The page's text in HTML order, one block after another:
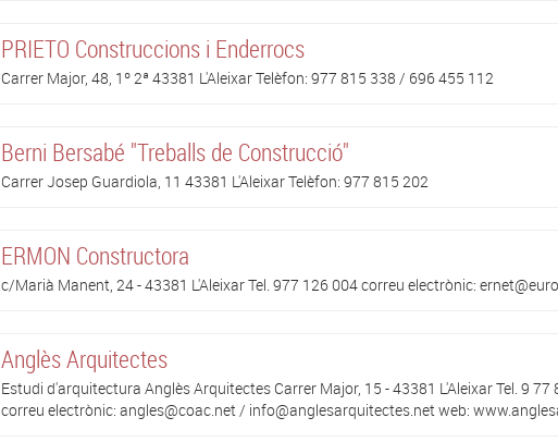
PRIETO Construccions i Enderrocs
Carrer Major, 48, 1º 2ª 43381 L'Aleixar Telèfon: 977 815 338 / 696 455 112
Berni Bersabé "Treballs de Construcció"
Carrer Josep Guardiola, 11 43381 L'Aleixar Telèfon: 977 815 202
ERMON Constructora
c/Marià Manent, 24 - 43381 L'Aleixar Tel. 977 126 004 correu electrònic:
Anglès Arquitectes
Estudi d'arquitectura Anglès Arquitectes Carrer Major, 15 - 43381 L'Aleixar Tel. 9
correu electrònic: angles@coac.net / info@anglesarquitectes.net web: